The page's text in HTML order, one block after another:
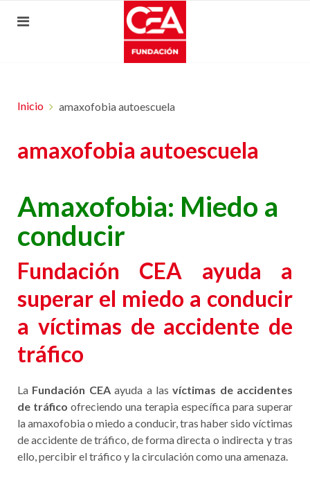
Inicio amaxofobia autoescuela
amaxofobia autoescuela
Amaxofobia: Miedo a
conducir
Fundación CEA ayuda a
superar el miedo a conducir
a víctimas de accidente de
tráfico
La Fundación CEAayuda a lasvíctimas de accidentes
de tráfico ofreciendo una terapia específica para superar
la amaxofobia o miedo a conducir, tras haber sido víctimas
de accidente de tráfico, de forma directa o indirecta y tras
ello, percibir el tráfico y la circulación como una amenaza.